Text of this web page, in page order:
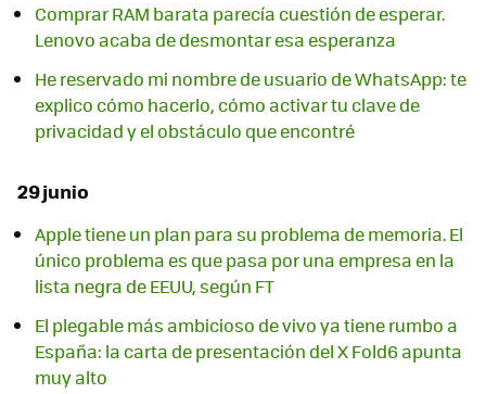
Comprar RAM barata parecía cuestión de esperar.
Lenovo acaba de desmontar esa esperanza
He reservado mi nombre de usuario de WhatsApp: te
explico cómo hacerlo, cómo activar tu clave de
privacidad y el obstáculo que encontré
29 junio
Apple tiene un plan para su problema de memoria. El
único problema es que pasa por una empresa en la
lista negra de EEUU, según FT
El plegable más ambicioso de vivo ya tiene rumbo a
España: la carta de presentación del X Fold6 apunta
muy alto